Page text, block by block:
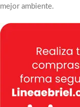
mejor ambiente.